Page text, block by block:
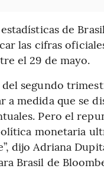
de
las cifras
el 29 de mayo.
segundo
a medida que se
Pero el
monetaria
dijo Adriana
Brasil de